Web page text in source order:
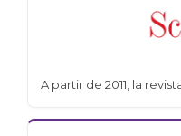
A partir de 2011, la